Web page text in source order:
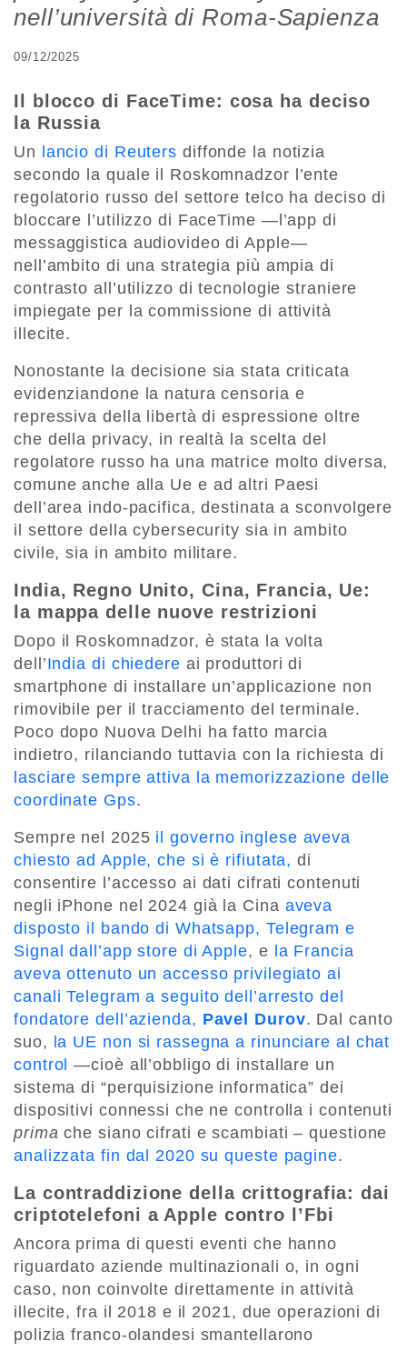
nell’università di Roma-Sapienza
09/12/2025
Il blocco di FaceTime: cosa ha deciso
la Russia
Un lancio di Reuters diffonde la notizia
secondo la quale il Roskomnadzor l’ente
regolatorio russo del settore telco ha deciso di
bloccare l’utilizzo di FaceTime —l’app di
messaggistica audiovideo di Apple—
nell’ambito di una strategia più ampia di
contrasto all’utilizzo di tecnologie straniere
impiegate per la commissione di attività
illecite.
Nonostante la decisione sia stata criticata
evidenziandone la natura censoria e
repressiva della libertà di espressione oltre
che della privacy, in realtà la scelta del
regolatore russo ha una matrice molto diversa,
comune anche alla Ue e ad altri Paesi
dell’area indo-pacifica, destinata a sconvolgere
il settore della cybersecurity sia in ambito
civile, sia in ambito militare.
India, Regno Unito, Cina, Francia, Ue:
la mappa delle nuove restrizioni
Dopo il Roskomnadzor, è stata la volta
dell’India di chiedere ai produttori di
smartphone di installare un’applicazione non
rimovibile per il tracciamento del terminale.
Poco dopo Nuova Delhi ha fatto marcia
indietro, rilanciando tuttavia con la richiesta di
lasciare sempre attiva la memorizzazione delle
coordinate Gps.
Sempre nel 2025 il governo inglese aveva
chiesto ad Apple, che si è rifiutata, di
consentire l’accesso ai dati cifrati contenuti
negli iPhone nel 2024 già la Cina aveva
disposto il bando di Whatsapp, Telegram e
Signal dall’app store di Apple, e la Francia
aveva ottenuto un accesso privilegiato ai
canali Telegram a seguito dell’arresto del
fondatore dell’azienda, Pavel Durov. Dal canto
suo, la UE non si rassegna a rinunciare al chat
control —cioè all’obbligo di installare un
sistema di “perquisizione informatica” dei
dispositivi connessi che ne controlla i contenuti
primache siano cifrati e scambiati – questione
analizzata fin dal 2020 su queste pagine.
La contraddizione della crittografia: dai
criptotelefoni a Apple contro l’Fbi
Ancora prima di questi eventi che hanno
riguardato aziende multinazionali o, in ogni
caso, non coinvolte direttamente in attività
illecite, fra il 2018 e il 2021, due operazioni di
polizia franco-olandesi smantellarono